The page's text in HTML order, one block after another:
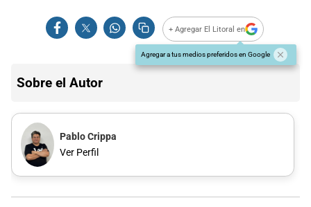
+ Agregar El Litoral en
Agregar a tus medios preferidos en Google
Sobre el Autor
Pablo Crippa
Ver Perfil